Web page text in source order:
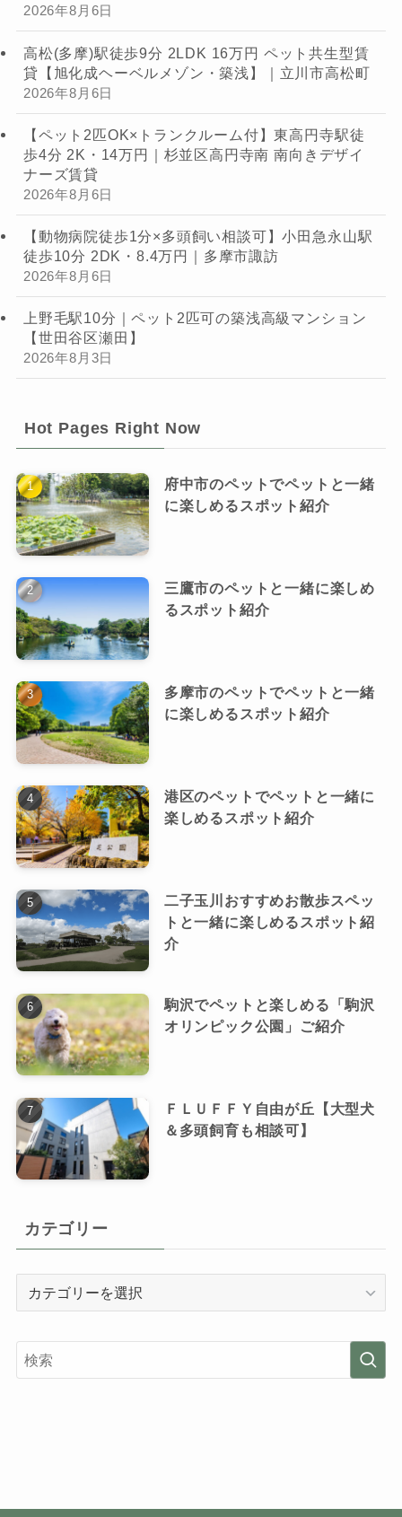
2026年8月6日
高松(多摩)駅徒歩9分 2LDK 16万円 ペット共生型賃
貸【旭化成ヘーベルメゾン・築浅】｜立川市高松町
2026年8月6日
【ペット2匹OK×トランクルーム付】東高円寺駅徒
歩4分 2K・14万円｜杉並区高円寺南 南向きデザイ
ナーズ賃貸
2026年8月6日
【動物病院徒歩1分×多頭飼い相談可】小田急永山駅
徒歩10分 2DK・8.4万円｜多摩市諏訪
2026年8月6日
上野毛駅10分｜ペット2匹可の築浅高級マンション
【世田谷区瀬田】
2026年8月3日
Hot Pages Right Now
府中市のペットでペットと一緒
に楽しめるスポット紹介
三鷹市のペットと一緒に楽しめ
るスポット紹介
多摩市のペットでペットと一緒
に楽しめるスポット紹介
港区のペットでペットと一緒に
楽しめるスポット紹介
二子玉川おすすめお散歩スペッ
トと一緒に楽しめるスポット紹
介
駒沢でペットと楽しめる「駒沢
オリンピック公園」ご紹介
ＦＬＵＦＦＹ自由が丘【大型犬
＆多頭飼育も相談可】
カテゴリー
リ
ー